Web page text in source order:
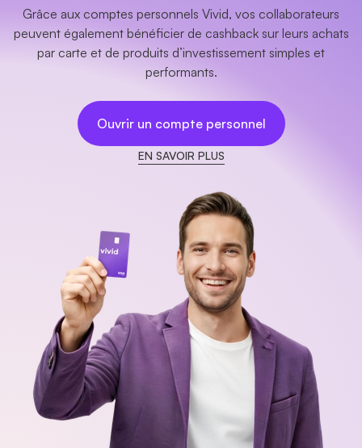
Grâce aux comptes personnels Vivid, vos collaborateurs
peuvent également bénéficier de cashback sur leurs achats
par carte et de produits d’investissement simples et
performants.
Ouvrir un compte personnel
EN SAVOIR PLUS